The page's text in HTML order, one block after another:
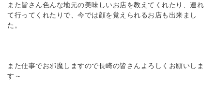
また皆さん色んな地元の美味しいお店を教えてくれたり、連れ
て行ってくれたりで、今では顔を覚えられるお店も出来まし
た。
また仕事でお邪魔しますので長崎の皆さんよろしくお願いしま
す～